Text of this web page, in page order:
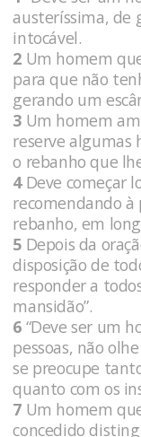
austeríssima, de
intocável.
2 Um homem
para que não
gerando um
3 Um homem
reserve algumas
o rebanho que
4Deve começar
recomendando à
rebanho, em
5 Depois da
disposição de
responder a
mansidão”.
6 “Deve ser um
pessoas, não
se preocupe
quanto com os
7 Um homem
concedido